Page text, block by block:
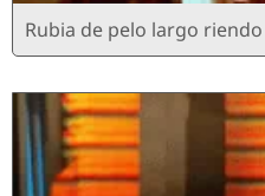
Rubia de pelo largo riendo